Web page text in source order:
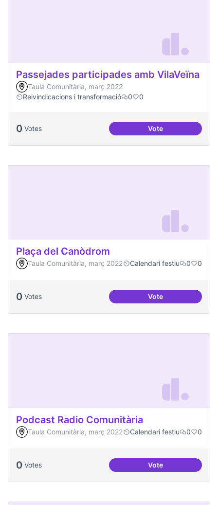
Passejades participades amb VilaVeïna
Taula Comunitària, març 2022
Reivindicacions i transformació
0 0
0 Votes VotePassejades
Plaça del Canòdrom
Taula Comunitària, març 2022 Calendari festiu 0 0
0 Votes VotePlaça del
Podcast Radio Comunitària
Taula Comunitària, març 2022 Calendari festiu 0 0
0 Votes VotePodcast Radio